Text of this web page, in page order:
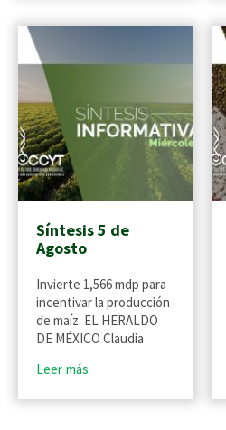
Síntesis 5 de
Agosto
Invierte 1,566 mdp para
incentivar la producción
de maíz. EL HERALDO
DE MÉXICO Claudia
Leer más